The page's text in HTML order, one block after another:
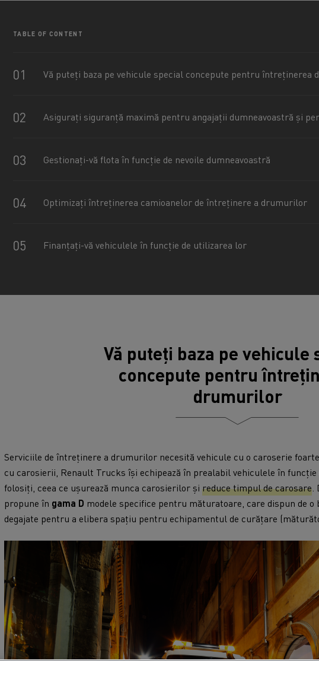
TABLE OF CONTENT
Vă puteți baza pe vehicule special concepute pentru întreținerea
Asigurați siguranță maximă pentru angajații dumneavoastră și
Gestionați-vă flota în funcție de nevoile dumneavoastră
Optimizați întreținerea camioanelor de întreținere a drumurilor
Finanțați-vă vehiculele în funcție de utilizarea lor
Vă puteți baza pe vehicule
concepute pentru
drumurilor
Serviciile de întreținere a drumurilor necesită vehicule cu o caroserie
cu carosierii, Renault Trucks își echipează în prealabil vehiculele în
folosiți, ceea ce ușurează munca carosierilor și reduce timpul de carosare.
propune în gama D modele specifice pentru măturatoare, care dispun de
degajate pentru a elibera spațiu pentru echipamentul de curățare